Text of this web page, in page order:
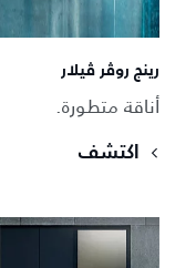
رينج روڤر ڤيلار
أناقة متطورة.
اكتشف